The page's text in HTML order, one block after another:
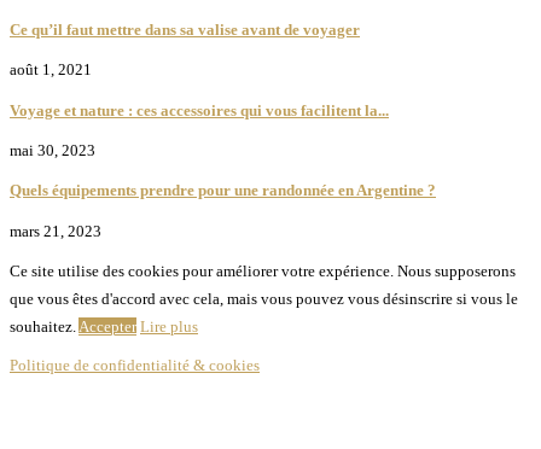
Ce qu’il faut mettre dans sa valise avant de voyager
août 1, 2021
Voyage et nature : ces accessoires qui vous facilitent la...
mai 30, 2023
Quels équipements prendre pour une randonnée en Argentine ?
mars 21, 2023
Ce site utilise des cookies pour améliorer votre expérience. Nous supposerons
que vous êtes d'accord avec cela, mais vous pouvez vous désinscrire si vous le
souhaitez. Accepter Lire plus
Politique de confidentialité & cookies